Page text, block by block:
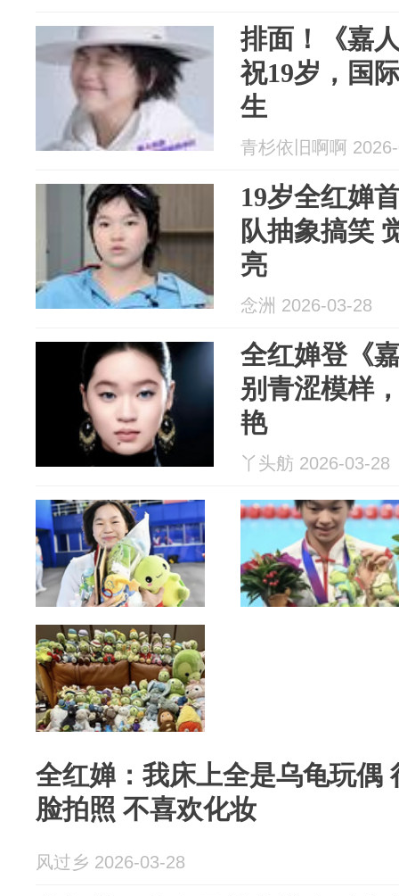
排面！《嘉
祝19岁，国
生
青杉依旧啊啊
19岁全红婵
队抽象搞笑
亮
念洲 2026-03-28
全红婵登《
别青涩模样
艳
丫头舫 2026-03-28
全红婵：我床上全是乌龟玩偶
脸拍照 不喜欢化妆
风过乡 2026-03-28